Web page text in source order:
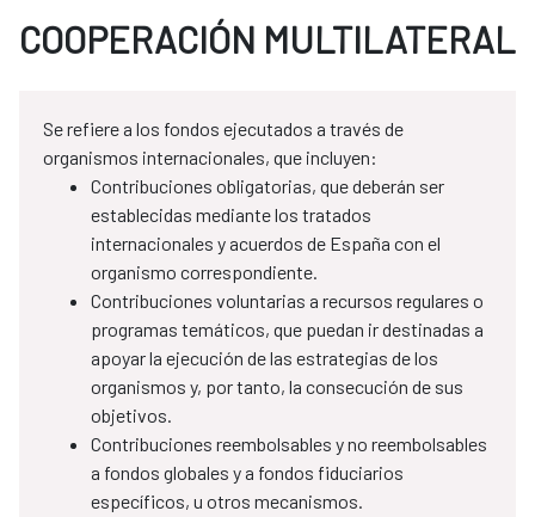
COOPERACIÓN MULTILATERAL
Se refiere a los fondos ejecutados a través de
organismos internacionales, que incluyen:
Contribuciones obligatorias, que deberán ser
establecidas mediante los tratados
internacionales y acuerdos de España con el
organismo correspondiente.
Contribuciones voluntarias a recursos regulares o
programas temáticos, que puedan ir destinadas a
apoyar la ejecución de las estrategias de los
organismos y, por tanto, la consecución de sus
objetivos.
Contribuciones reembolsables y no reembolsables
a fondos globales y a fondos fiduciarios
específicos, u otros mecanismos.